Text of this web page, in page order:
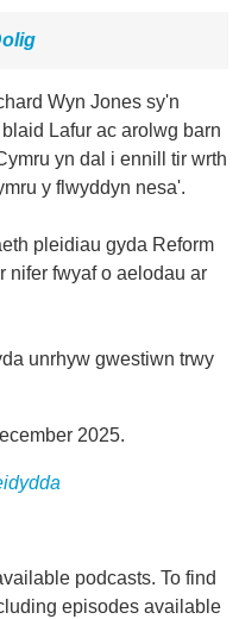
Wyn Jones sy'n
Lafur ac arolwg barn
yn dal i ennill tir wrth
y flwyddyn nesa'.
pleidiau gyda Reform
nifer fwyaf o aelodau ar
unrhyw gwestiwn trwy
2025.
podcasts. To find
episodes available